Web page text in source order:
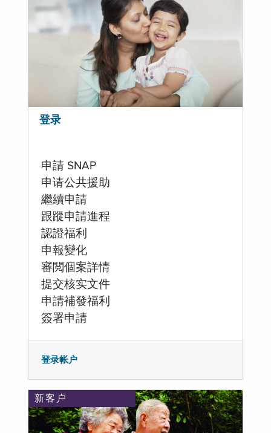
登录
申請 SNAP
申请公共援助
繼續申請
跟蹤申請進程
認證福利
申報變化
審閲個案詳情
提交核实文件
申請補發福利
簽署申請
登录帐户
新客户